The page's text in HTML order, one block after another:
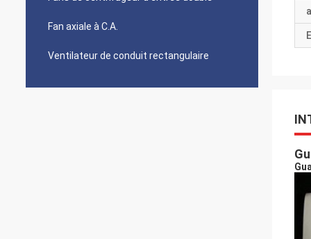
Fan axiale à C.A.
Ventilateur de conduit rectangulaire